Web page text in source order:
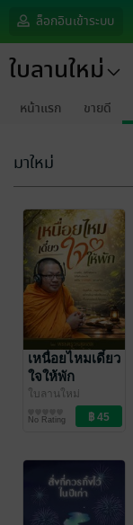
ล็อกอินเข้าระบบ
ใบลานใหม่
หน้าแรก ขายดี
มาใหม่
เหนื่อยไหมเดี๋ยว
ใจให้พัก
ใบลานใหม่
พัฒนาตนเอง
No Rating